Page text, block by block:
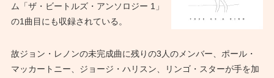
ム「ザ・ビートルズ・アンソロジー 1」
の1曲目にも収録されている。
故ジョン・レノンの未完成曲に残りの3人のメンバー、ポール・
マッカートニー、ジョージ・ハリスン、リンゴ・スターが手を加